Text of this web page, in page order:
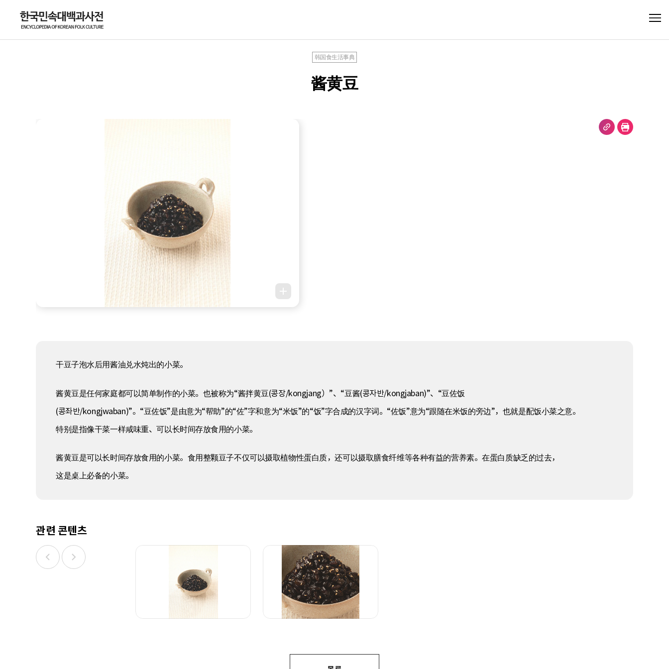
韩国食生活事典
酱黄豆
干豆子泡水后用酱油兑水炖出的小菜。
酱黄豆是任何家庭都可以简单制作的小菜。也被称为“酱拌黄豆(콩장/kongjang）”、“豆酱(콩자반/kongjaban)”、“豆佐饭
(콩좌반/kongjwaban)”。“豆佐饭”是由意为“帮助”的“佐”字和意为“米饭”的“饭”字合成的汉字词。“佐饭”意为“跟随在米饭的旁边”，也就是配饭小菜之意。
特别是指像干菜一样咸味重、可以长时间存放食用的小菜。
酱黄豆是可以长时间存放食用的小菜。食用整颗豆子不仅可以摄取植物性蛋白质，还可以摄取膳食纤维等各种有益的营养素。在蛋白质缺乏的过去，
这是桌上必备的小菜。
관련 콘텐츠